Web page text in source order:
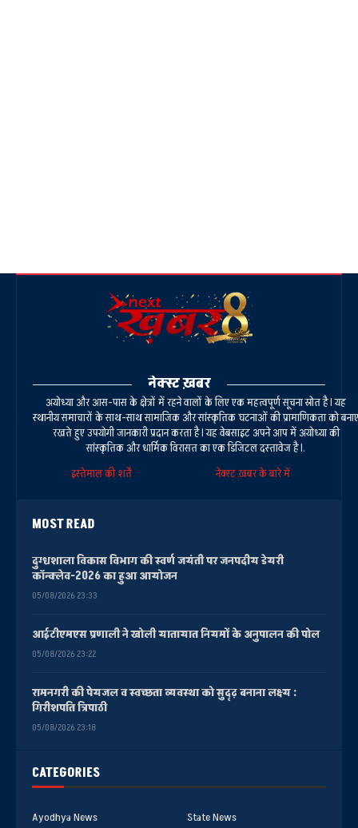
CATEGORIES
Ayodhya News State News
नेक्स्ट ख़बर
अयोध्या और आस-पास के क्षेत्रों में रहने वालों के लिए एक महत्वपूर्ण सूचना स्रोत है। यह
स्थानीय समाचारों के साथ-साथ सामाजिक और सांस्कृतिक घटनाओं की प्रामाणिकता को बनाए
रखते हुए उपयोगी जानकारी प्रदान करता है। यह वेबसाइट अपने आप में अयोध्या की
सांस्कृतिक और धार्मिक विरासत का एक डिजिटल दस्तावेज है।.
इस्तेमाल की शर्तें
नेक्स्ट ख़बर के बारे में
MOST READ
दुग्धशाला विकास विभाग की स्वर्ण जयंती पर जनपदीय डेयरी
कॉन्क्लेव-2026 का हुआ आयोजन
05/08/2026 23:33
आईटीएमएस प्रणाली ने खोली यातायात नियमों के अनुपालन की पोल
05/08/2026 23:22
रामनगरी की पेयजल व स्वच्छता व्यवस्था को सुदृढ़ बनाना लक्ष्य :
गिरीशपति त्रिपाठी
05/08/2026 23:18